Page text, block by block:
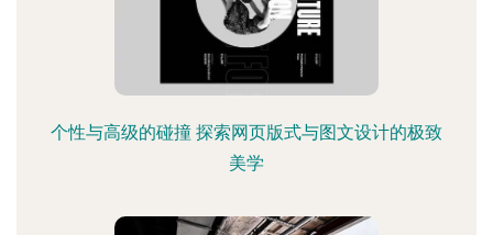
个性与高级的碰撞 探索网页版式与图文设计的极致
美学